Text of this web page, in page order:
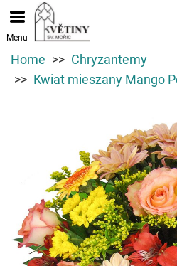
Menu
Home
Chryzantemy
Kwiat mieszany Mango